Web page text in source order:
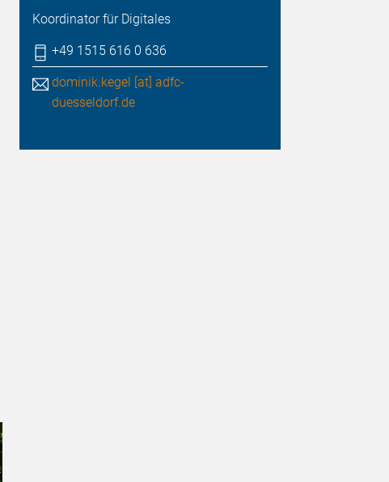
Koordinator für Digitales
+49 1515 616 0 636
dominik.kegel [at] adfc-
duesseldorf.de